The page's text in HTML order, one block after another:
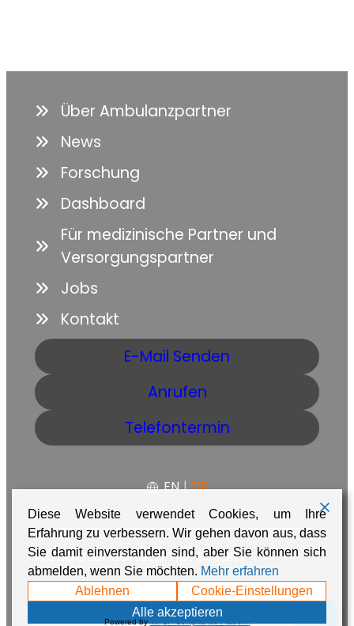
Über Ambulanzpartner
News
Forschung
Dashboard
Für medizinische Partner und
Versorgungspartner
Jobs
Kontakt
E-Mail Senden
Anrufen
Telefontermin
EN | DE
AGBDatenschutzImpressum
Made with ❤️ in Namibia byAdaire
Diese Website verwendet Cookies, um Ihre
Erfahrung zu verbessern. Wir gehen davon aus, dass
Sie damit einverstanden sind, aber Sie können sich
abmelden, wenn Sie möchten. Mehr erfahren
Ablehnen
Cookie-Einstellungen
Alle akzeptieren
Powered by WPLP Compliance Platform